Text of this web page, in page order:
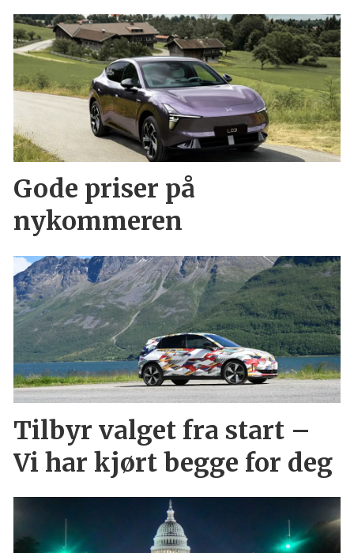
Gode priser på
nykommeren
Tilbyr valget fra start –
Vi har kjørt begge for deg